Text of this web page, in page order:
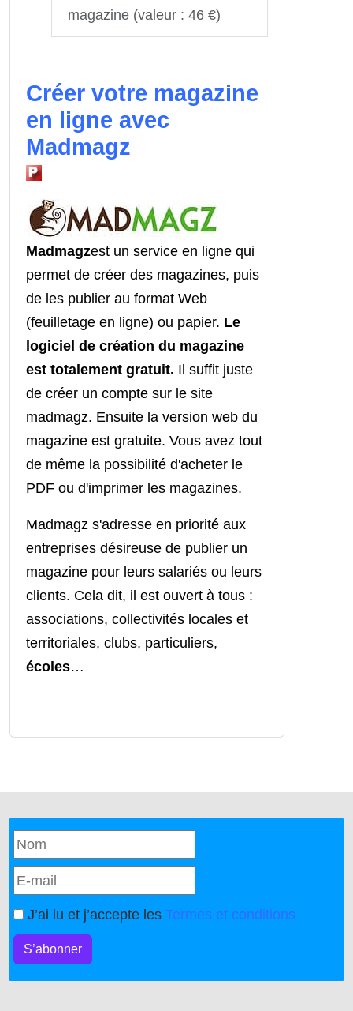
magazine (valeur : 46 €)
Créer votre magazine
en ligne avec
Madmagz
Madmagzest un service en ligne qui
permet de créer des magazines, puis
de les publier au format Web
(feuilletage en ligne) ou papier. Le
logiciel de création du magazine
est totalement gratuit. Il suffit juste
de créer un compte sur le site
madmagz. Ensuite la version web du
magazine est gratuite. Vous avez tout
de même la possibilité d'acheter le
PDF ou d'imprimer les magazines.
Madmagz s'adresse en priorité aux
entreprises désireuse de publier un
magazine pour leurs salariés ou leurs
clients. Cela dit, il est ouvert à tous :
associations, collectivités locales et
territoriales, clubs, particuliers,
écoles…
J’ai lu et j’accepte les Termes et conditions
S’abonner